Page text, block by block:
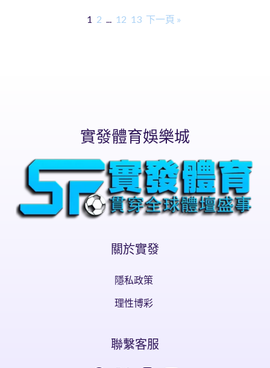
1 2 ... 12 13 下一頁 »
實發體育娛樂城
關於實發
隱私政策
理性博彩
聯繫客服